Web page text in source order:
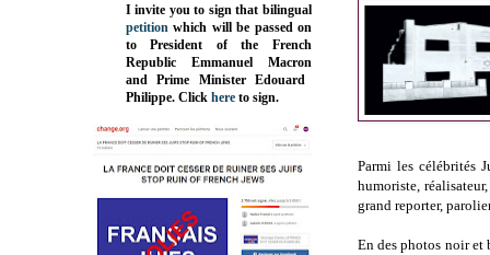
Parmi les célébrités
humoriste,
grand reporter,
En des photos noir et
I invite you to sign that bilingual
petition which will be passed on
to President of the French
Republic Emmanuel Macron
and Prime MinisterEdouard
Philippe. Click here to sign.